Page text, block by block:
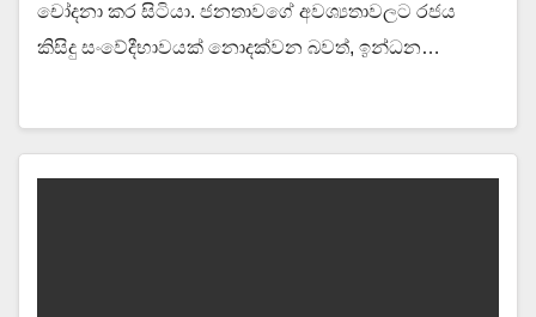
චෝදනා කර සිටියා. ජනතාවගේ අවශ්‍යතාවලට රජය
කිසිදු සංවේදීභාවයක් නොදක්වන බවත්, ඉන්ධන…